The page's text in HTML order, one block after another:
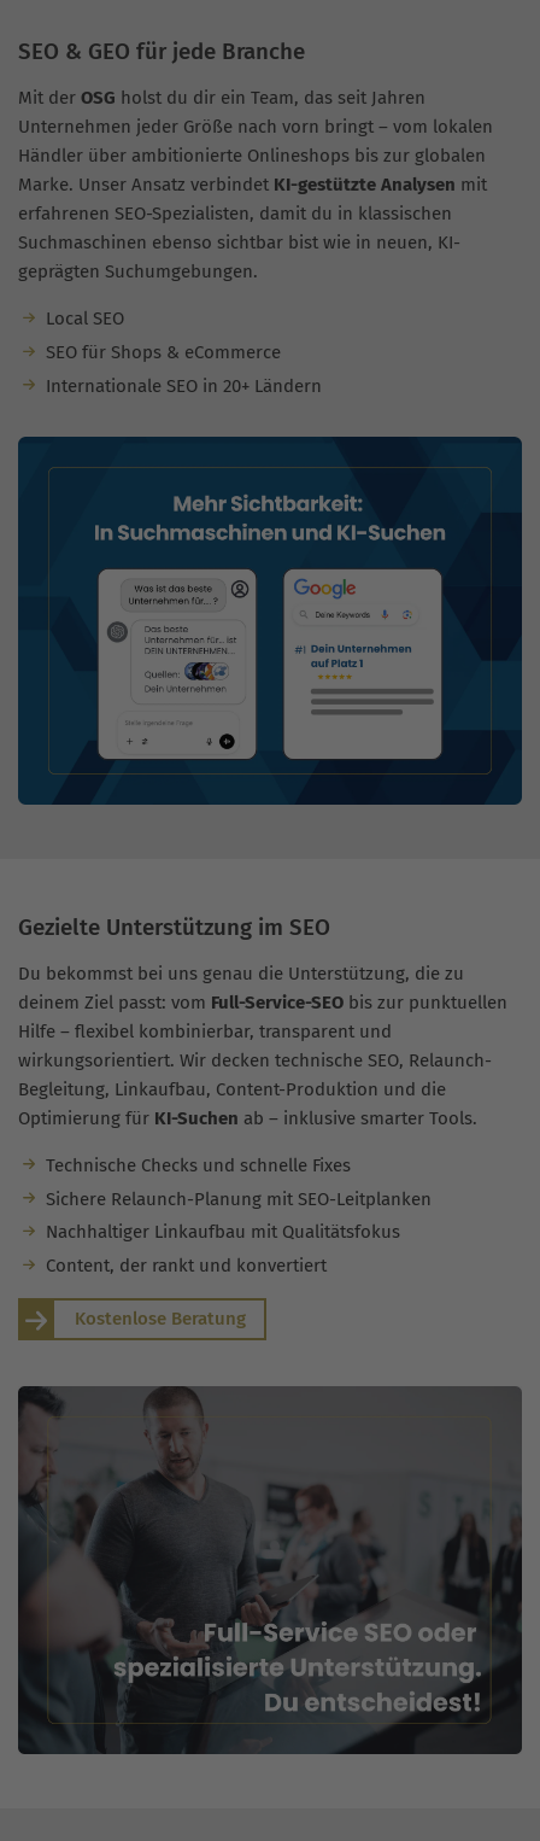
SEO & GEO für jede Branche
Mit der OSG holst du dir ein Team, das seit Jahren
Unternehmen jeder Größe nach vorn bringt – vom lokalen
Händler über ambitionierte Onlineshops bis zur globalen
Marke. Unser Ansatz verbindet KI-gestützte Analysen mit
erfahrenen SEO-Spezialisten, damit du in klassischen
Suchmaschinen ebenso sichtbar bist wie in neuen, KI-
geprägten Suchumgebungen.
Local SEO
SEO für Shops & eCommerce
Internationale SEO in 20+ Ländern
Gezielte Unterstützung im SEO
Du bekommst bei uns genau die Unterstützung, die zu
deinem Ziel passt: vom Full-Service-SEO bis zur punktuellen
Hilfe – flexibel kombinierbar, transparent und
wirkungsorientiert. Wir decken technische SEO, Relaunch-
Begleitung, Linkaufbau, Content-Produktion und die
Optimierung für KI-Suchen ab – inklusive smarter Tools.
Technische Checks und schnelle Fixes
Sichere Relaunch-Planung mit SEO-Leitplanken
Nachhaltiger Linkaufbau mit Qualitätsfokus
Content, der rankt und konvertiert
Kostenlose Beratung